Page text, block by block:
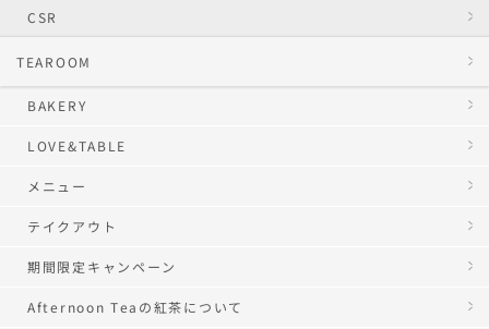
CSR
TEAROOM
BAKERY
LOVE&TABLE
メニュー
テイクアウト
期間限定キャンペーン
Afternoon Teaの紅茶について